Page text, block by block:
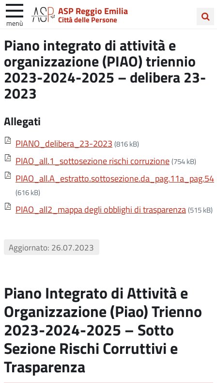
ASP Reggio Emilia
Città delle Persone
menù
nel
sito
Piano integrato di attività e
organizzazione (PIAO) triennio
2023-2024-2025 – delibera 23-
2023
Allegati
PIANO_delibera_23-2023 (816 kB)
PIAO_all.1_sottosezione rischi corruzione(754 kB)
PIAO_all.A_estratto.sottosezione.da_pag.11a_pag.54
(616 kB)
PIAO_all2_mappa degli obblighi di trasparenza(515 kB)
Aggiornato: 26.07.2023
Piano Integrato di Attività e
Organizzazione (Piao) Trienno
2023-2024-2025 – Sotto
Sezione Rischi Corruttivi e
Trasparenza